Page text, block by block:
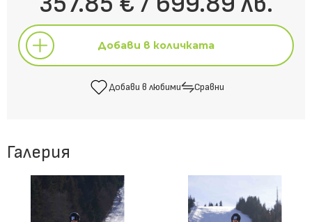
Добави в количката
Добави в любими Сравни
Галерия